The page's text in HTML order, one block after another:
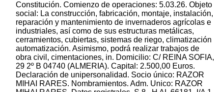
Constitución. Comienzo de operaciones: 5.03.26. Objeto
social: La construcción, fabricación, montaje, instalación,
reparación y mantenimiento de invernaderos agrícolas e
industriales, así como de sus estructuras metálicas,
cerramientos, cubiertas, sistemas de riego, climatización
automatización. Asimismo, podrá realizar trabajos de
obra civil, cimentaciones, in. Domicilio: C/ REINA SOFIA,
29 2º B 04740 (ALMERIA). Capital: 2.500,00 Euros.
Declaración de unipersonalidad. Socio único: RAZOR
MIHAI RARES. Nombramientos. Adm. Unico: RAZOR